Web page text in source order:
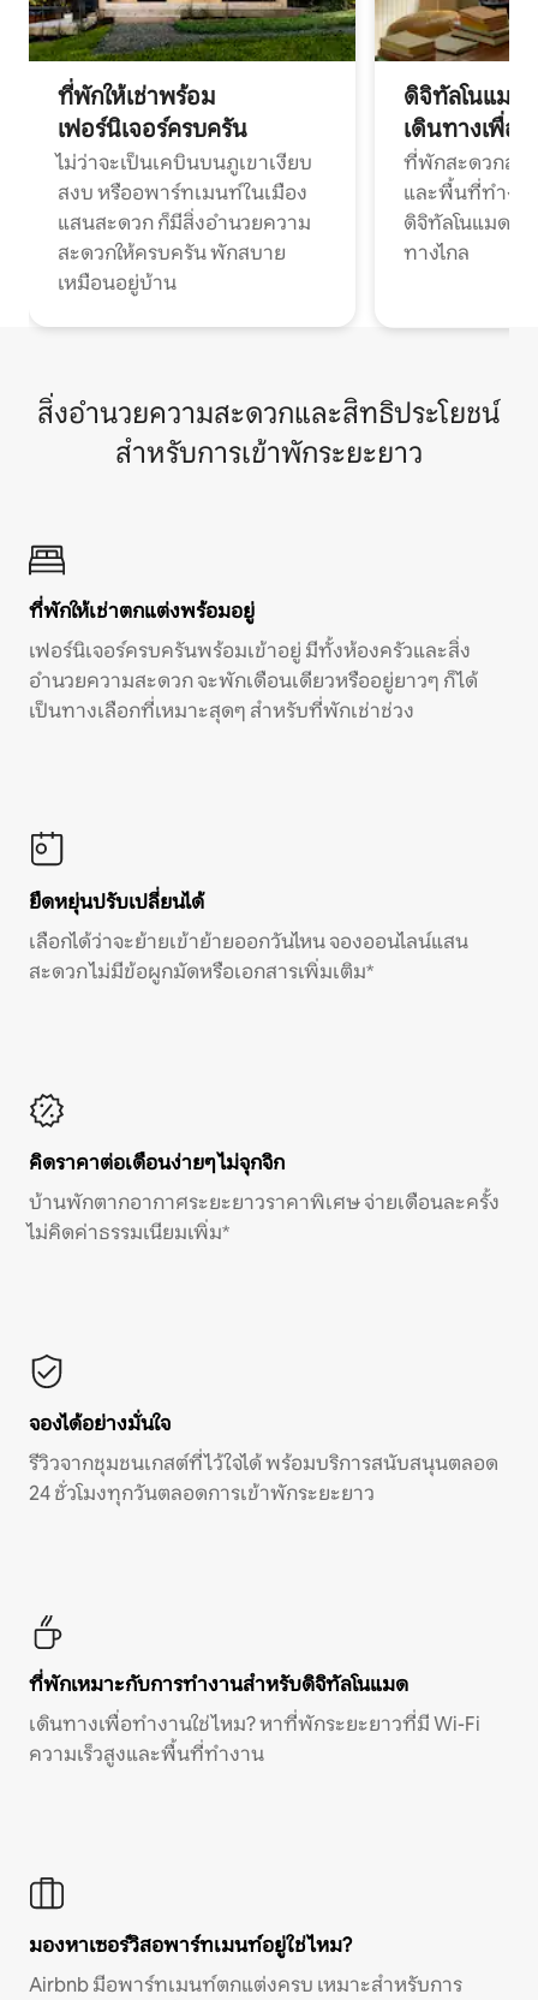
ที่พักให้เช่าพร้อม
เฟอร์นิเจอร์ครบครัน
ไม่ว่าจะเป็นเคบินบนภูเขาเงียบ
สงบ หรืออพาร์ทเมนท์ในเมือง
แสนสะดวก ก็มีสิ่งอำนวยความ
สะดวกให้ครบครัน พักสบาย
เหมือนอยู่บ้าน
ดิจิทัลโนแมด
เดินทางเพื่อ
ที่พักสะดวกสบ
และพื้นที่ทำงา
ดิจิทัลโนแมดแ
ทางไกล
สิ่งอำนวยความสะดวกและสิทธิประโยชน์
สำหรับการเข้าพักระยะยาว
ที่พักให้เช่าตกแต่งพร้อมอยู่
เฟอร์นิเจอร์ครบครันพร้อมเข้าอยู่ มีทั้งห้องครัวและสิ่ง
อำนวยความสะดวก จะพักเดือนเดียวหรืออยู่ยาวๆ ก็ได้
เป็นทางเลือกที่เหมาะสุดๆ สำหรับที่พักเช่าช่วง
ยืดหยุ่นปรับเปลี่ยนได้
เลือกได้ว่าจะย้ายเข้าย้ายออกวันไหน จองออนไลน์แสน
สะดวก ไม่มีข้อผูกมัดหรือเอกสารเพิ่มเติม*
คิดราคาต่อเดือนง่ายๆ ไม่จุกจิก
บ้านพักตากอากาศระยะยาวราคาพิเศษ จ่ายเดือนละครั้ง
ไม่คิดค่าธรรมเนียมเพิ่ม*
จองได้อย่างมั่นใจ
รีวิวจากชุมชนเกสต์ที่ไว้ใจได้ พร้อมบริการสนับสนุนตลอด
24 ชั่วโมงทุกวันตลอดการเข้าพักระยะยาว
ที่พักเหมาะกับการทำงานสำหรับดิจิทัลโนแมด
เดินทางเพื่อทำงานใช่ไหม? หาที่พักระยะยาวที่มี Wi-Fi
ความเร็วสูงและพื้นที่ทำงาน
มองหาเซอร์วิสอพาร์ทเมนท์อยู่ใช่ไหม?
Airbnb มีอพาร์ทเมนท์ตกแต่งครบ เหมาะสำหรับการ